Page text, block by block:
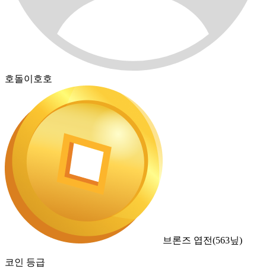
호돌이호호
브론즈 엽전(563닢)
코인 등급